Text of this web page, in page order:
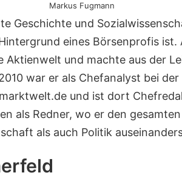
Markus Fugmann
Geschichte und
eines Börsenprofis ist.
Aktienwelt und machte aus der
war er als Chefanalyst bei
und ist dort
als Redner, wo er den
als auch Politik